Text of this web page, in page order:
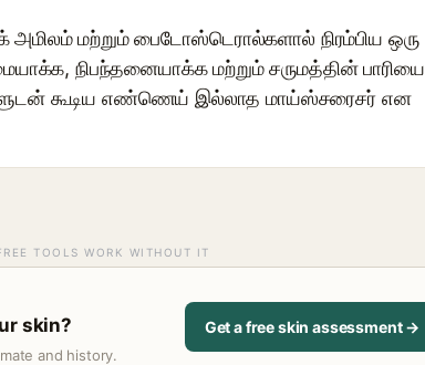
மற்றும் பைடோஸ்டெரால்களால் நிரம்பிய ஒரு
நிபந்தனையாக்க மற்றும் சருமத்தின் பாரியை
கூடிய எண்ணெய் இல்லாத மாய்ஸ்சரைசர் என
TOOLS WORK WITHOUT IT
skin?
and history.
Get a free skin assessment →